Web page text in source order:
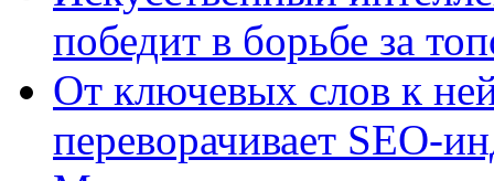
победит в борьбе за
От ключевых слов к
переворачивает SEO-